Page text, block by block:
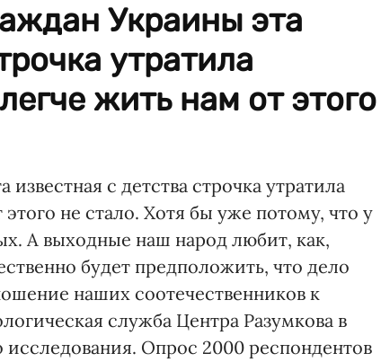
Украины эта
утратила
жить нам от этого
с детства строчка утратила
не стало. Хотя бы уже потому, что у
А выходные наш народ любит, как,
будет предположить, что дело
наших соотечественников к
служба Центра Разумкова в
исследования. Опрос 2000 респондентов